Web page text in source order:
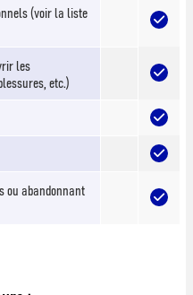
(voir la liste
les
etc.)
ou abandonnant